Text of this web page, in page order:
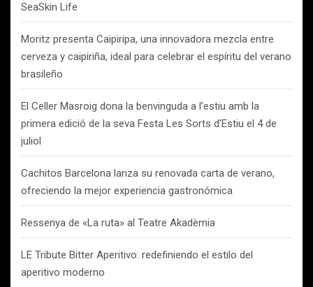
SeaSkin Life
Moritz presenta Caipiripa, una innovadora mezcla entre
cerveza y caipiriña, ideal para celebrar el espíritu del verano
brasileño
El Celler Masroig dona la benvinguda a l’estiu amb la
primera edició de la seva Festa Les Sorts d’Estiu el 4 de
juliol
Cachitos Barcelona lanza su renovada carta de verano,
ofreciendo la mejor experiencia gastronómica
Ressenya de «La ruta» al Teatre Akadèmia
LE Tribute Bitter Aperitivo: redefiniendo el estilo del
aperitivo moderno